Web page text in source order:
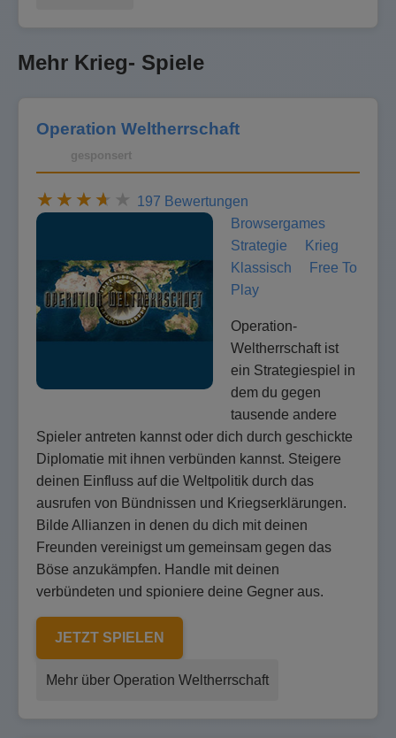
Mehr Krieg- Spiele
Operation Weltherrschaft
gesponsert
197 Bewertungen
Browsergames
Strategie
Krieg
Klassisch
Free To
Play
Operation-
Weltherrschaft ist
ein Strategiespiel in
dem du gegen
tausende andere
Spieler antreten kannst oder dich durch geschickte
Diplomatie mit ihnen verbünden kannst. Steigere
deinen Einfluss auf die Weltpolitik durch das
ausrufen von Bündnissen und Kriegserklärungen.
Bilde Allianzen in denen du dich mit deinen
Freunden vereinigst um gemeinsam gegen das
Böse anzukämpfen. Handle mit deinen
verbündeten und spioniere deine Gegner aus.
JETZT SPIELEN
Mehr über Operation Weltherrschaft